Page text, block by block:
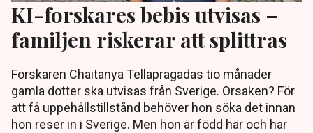
KI-forskares bebis utvisas –
familjen riskerar att splittras
Forskaren Chaitanya Tellapragadas tio månader
gamla dotter ska utvisas från Sverige. Orsaken? För
att få uppehållstillstånd behöver hon söka det innan
hon reser in i Sverige. Men hon är född här och har